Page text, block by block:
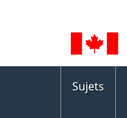
de
la
langue
des
Sujets